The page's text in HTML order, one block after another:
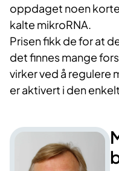
oppdaget noen
kalte mikroRNA.
Prisen fikk de for at
det finnes mange
virker ved å regulere
er aktivert i den